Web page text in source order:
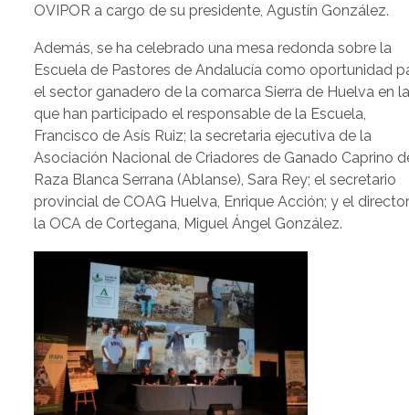
OVIPOR a cargo de su presidente, Agustín González.
Además, se ha celebrado una mesa redonda sobre la
Escuela de Pastores de Andalucía como oportunidad
el sector ganadero de la comarca Sierra de Huelva en
que han participado el responsable de la Escuela,
Francisco de Asís Ruiz; la secretaria ejecutiva de la
Asociación Nacional de Criadores de Ganado Caprino
Raza Blanca Serrana (Ablanse), Sara Rey; el secretario
provincial de COAG Huelva, Enrique Acción; y el
la OCA de Cortegana, Miguel Ángel González.